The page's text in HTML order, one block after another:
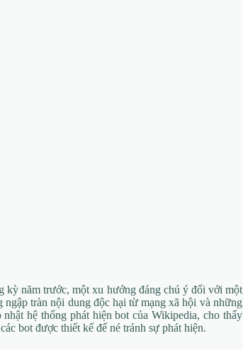
kỳ năm trước, một xu hướng đáng chú ý đối với một
tràn nội dung độc hại từ mạng xã hội và những
hệ thống phát hiện bot của Wikipedia, cho thấy
bot được thiết kế để né tránh sự phát hiện.